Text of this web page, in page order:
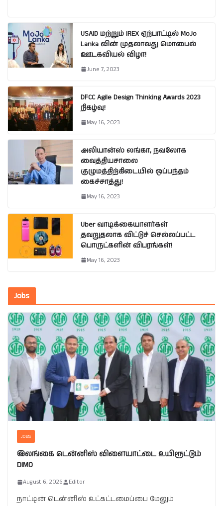
USAID மற்றும் IREX ஏற்பாட்டில் MoJo
Lanka வின் முதலாவது மொபைல்
ஊடகவியல் விழா!
June 7, 2023
DFCC Agile Design Thinking Awards 2023
நிகழ்வு!
May 16, 2023
அலியான்ஸ் லங்கா, நவலோக
வைத்தியசாலை
குழுமத்திற்கிடையில் ஒப்பந்தம்
கைச்சாத்து!
May 16, 2023
Uber வாடிக்கையாளர்கள்
தவறுதலாக விட்டுச் செல்லப்பட்ட
பொருட்களின் விபரங்கள்!
May 16, 2023
Jobs
JOBS
இலங்கை டென்னிஸ் விளையாட்டை உயிரூட்டும்
DIMO
August 6, 2026 Editor
நாட்டின் டென்னிஸ் உட்கட்டமைப்பை மேலும்